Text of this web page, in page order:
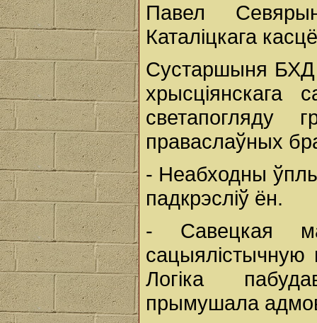
Павел
Каталіцкага
Сустаршыня
хрысціянскага
светапогляду
праваслаўных
- Неабходны
падкрэсліў ён.
- Савецкая
Логіка
прымушала